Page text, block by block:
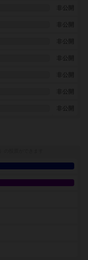
非公開
非公開
非公開
非公開
非公開
非公開
非公開